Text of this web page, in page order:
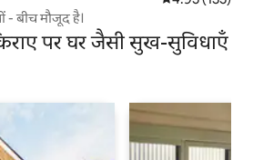
- बीच मौजूद है।
पर घर जैसी सुख-सुविधाएँ